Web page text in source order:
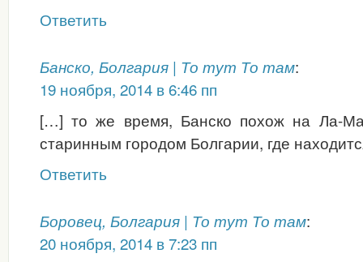
Ответить
Банско, Болгария | То тут То там:
19 ноября, 2014 в 6:46 пп
[…] то же время, Банско похож на Ла-
старинным городом Болгарии, где
Ответить
Боровец, Болгария | То тут То там:
20 ноября, 2014 в 7:23 пп